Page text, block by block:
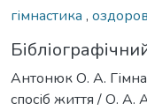
гімнастика ,
Антонюк О. А.
спосіб життя / О. А.